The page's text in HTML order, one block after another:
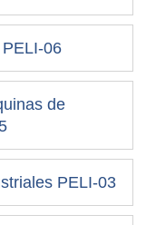
06
de
PELI-03